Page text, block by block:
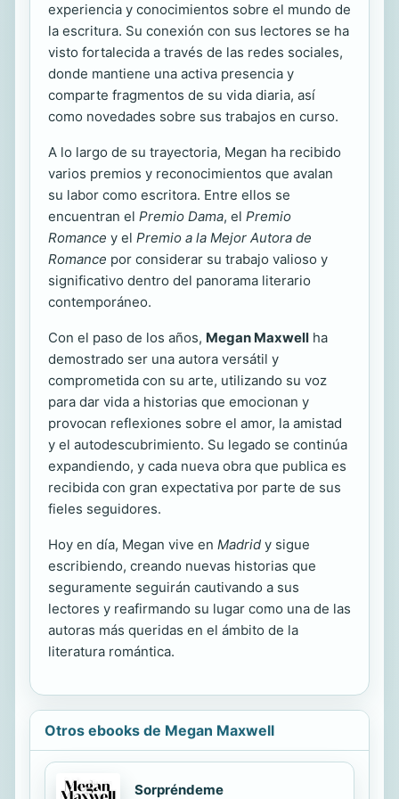
experiencia y conocimientos sobre el mundo de
la escritura. Su conexión con sus lectores se ha
visto fortalecida a través de las redes sociales,
donde mantiene una activa presencia y
comparte fragmentos de su vida diaria, así
como novedades sobre sus trabajos en curso.
A lo largo de su trayectoria, Megan ha recibido
varios premios y reconocimientos que avalan
su labor como escritora. Entre ellos se
encuentran el Premio Dama, el Premio
Romance y el Premio a la Mejor Autora de
Romance por considerar su trabajo valioso y
significativo dentro del panorama literario
contemporáneo.
Con el paso de los años, Megan Maxwell ha
demostrado ser una autora versátil y
comprometida con su arte, utilizando su voz
para dar vida a historias que emocionan y
provocan reflexiones sobre el amor, la amistad
y el autodescubrimiento. Su legado se continúa
expandiendo, y cada nueva obra que publica es
recibida con gran expectativa por parte de sus
fieles seguidores.
Hoy en día, Megan vive en Madrid y sigue
escribiendo, creando nuevas historias que
seguramente seguirán cautivando a sus
lectores y reafirmando su lugar como una de las
autoras más queridas en el ámbito de la
literatura romántica.
Otros ebooks de Megan Maxwell
Sorpréndeme